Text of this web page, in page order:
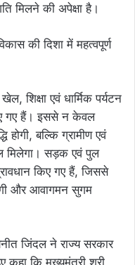
मिलने की अपेक्षा है।
शिक्षा एवं धार्मिक पर्यटन
गए हैं। इससे न केवल
होगी, बल्कि ग्रामीण एवं
मिलेगा। सड़क एवं पुल
किए गए हैं, जिससे
और आवागमन सुगम
जिंदल ने राज्य सरकार
कि मुख्यमंत्री श्री